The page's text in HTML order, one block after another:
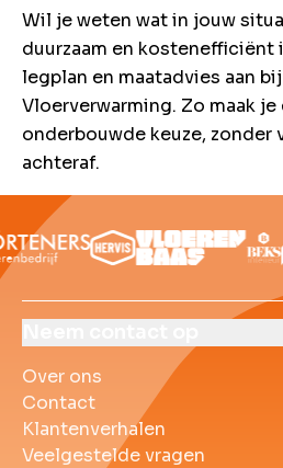
Wil je weten wat in jouw
duurzaam en kostenefficiënt
legplan en maatadvies aan
Vloerverwarming. Zo maak je
onderbouwde keuze, zonder
achteraf.
Over ons
Contact
Klantenverhalen
Veelgestelde vragen